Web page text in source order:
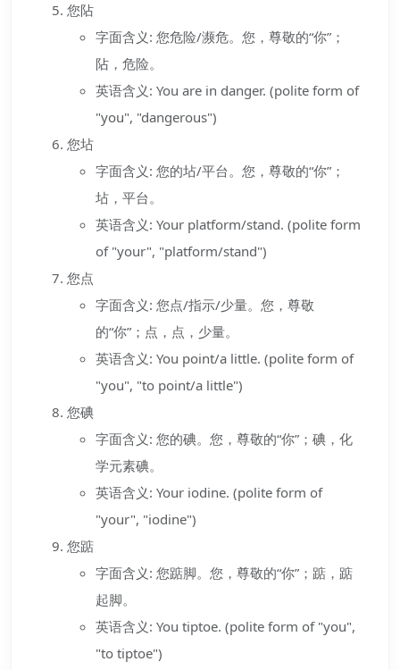
您阽
字面含义: 您危险/濒危。您，尊敬的“你”；
阽，危险。
英语含义: You are in danger. (polite form of
"you", "dangerous")
您坫
字面含义: 您的坫/平台。您，尊敬的“你”；
坫，平台。
英语含义: Your platform/stand. (polite form
of "your", "platform/stand")
您点
字面含义: 您点/指示/少量。您，尊敬
的“你”；点，点，少量。
英语含义: You point/a little. (polite form of
"you", "to point/a little")
您碘
字面含义: 您的碘。您，尊敬的“你”；碘，化
学元素碘。
英语含义: Your iodine. (polite form of
"your", "iodine")
您踮
字面含义: 您踮脚。您，尊敬的“你”；踮，踮
起脚。
英语含义: You tiptoe. (polite form of "you",
"to tiptoe")